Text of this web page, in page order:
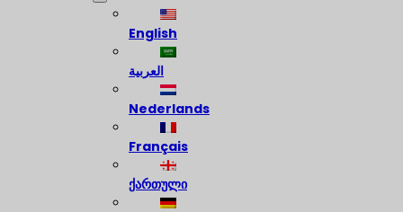
English
العربية
Nederlands
Français
ქართული